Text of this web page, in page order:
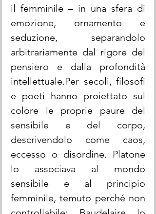
il femminile – in una sfera di
emozione, ornamento e
seduzione, separandolo
arbitrariamente dal rigore del
pensiero e dalla profondità
intellettuale.Per secoli, filosofi
e poeti hanno proiettato sul
colore le proprie paure del
sensibile e del corpo,
descrivendolo come caos,
eccesso o disordine. Platone
lo associava al mondo
sensibile e al principio
femminile, temuto perché non